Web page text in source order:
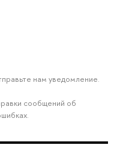
нам уведомление.
сообщений об